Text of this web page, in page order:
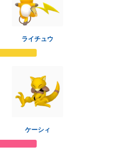
ライチュウ
ケーシィ